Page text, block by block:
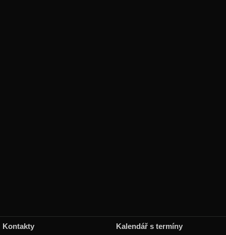
Kontakty Kalendář s termíny